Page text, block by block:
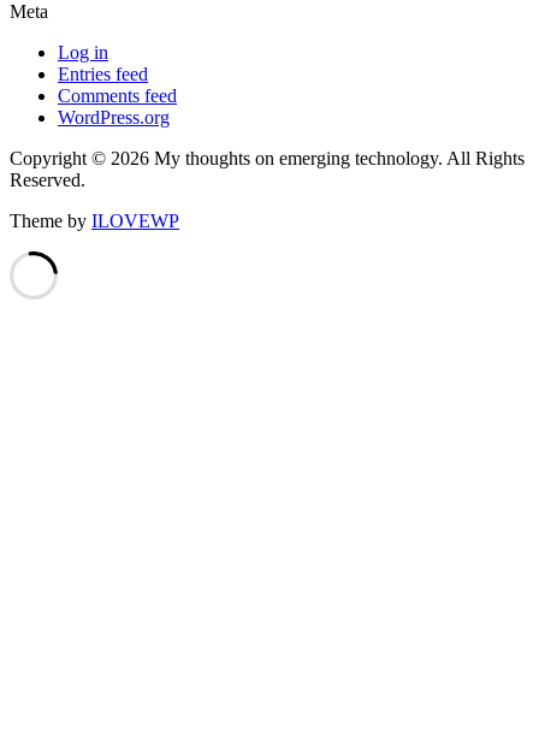
Meta
Log in
Entries feed
Comments feed
WordPress.org
Copyright © 2026 My thoughts on emerging technology. All Rights
Reserved.
Theme by ILOVEWP